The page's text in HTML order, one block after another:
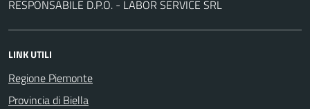
RESPONSABILE D.P.O. - LABOR SERVICE SRL
LINK UTILI
Regione Piemonte
Provincia di Biella